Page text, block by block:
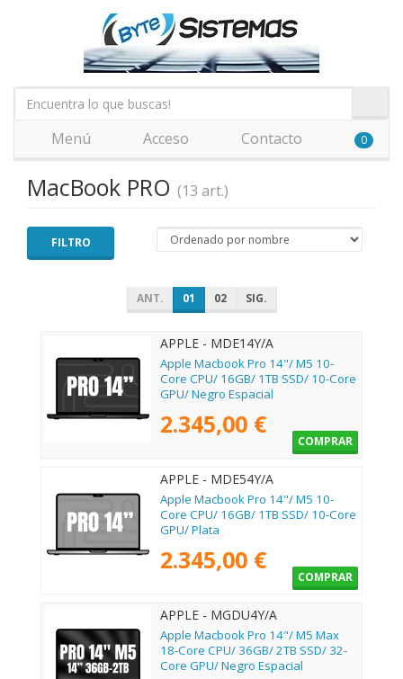
Menú Acceso Contacto 0
MacBook PRO (13 art.)
FILTRO
ANT. 01 02 SIG.
APPLE - MDE14Y/A
Apple Macbook Pro 14"/ M5 10-
Core CPU/ 16GB/ 1TB SSD/ 10-Core
GPU/ Negro Espacial
2.345,00 €
COMPRAR
APPLE - MDE54Y/A
Apple Macbook Pro 14"/ M5 10-
Core CPU/ 16GB/ 1TB SSD/ 10-Core
GPU/ Plata
2.345,00 €
COMPRAR
APPLE - MGDU4Y/A
Apple Macbook Pro 14"/ M5 Max
18-Core CPU/ 36GB/ 2TB SSD/ 32-
Core GPU/ Negro Espacial